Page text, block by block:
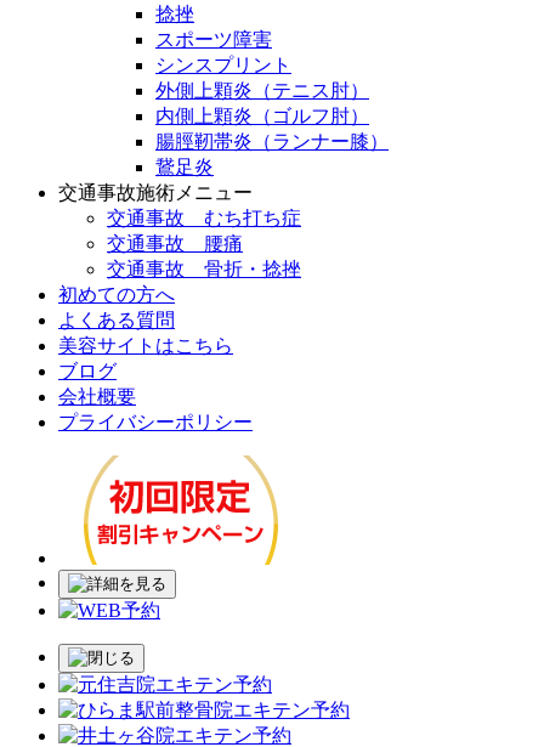
捻挫
スポーツ障害
シンスプリント
外側上顆炎（テニス肘）
内側上顆炎（ゴルフ肘）
腸脛靭帯炎（ランナー膝）
鵞足炎
交通事故施術メニュー
交通事故 むち打ち症
交通事故 腰痛
交通事故 骨折・捻挫
初めての方へ
よくある質問
美容サイトはこちら
ブログ
会社概要
プライバシーポリシー